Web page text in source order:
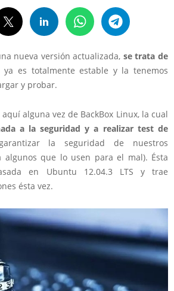
nueva versión actualizada, se trata de
ya es totalmente estable y la tenemos
y probar.
alguna vez de BackBox Linux, la cual
a la seguridad y a realizar test de
la seguridad de nuestros
algunos que lo usen para el mal). Ésta
en Ubuntu 12.04.3 LTS y trae
ésta vez.